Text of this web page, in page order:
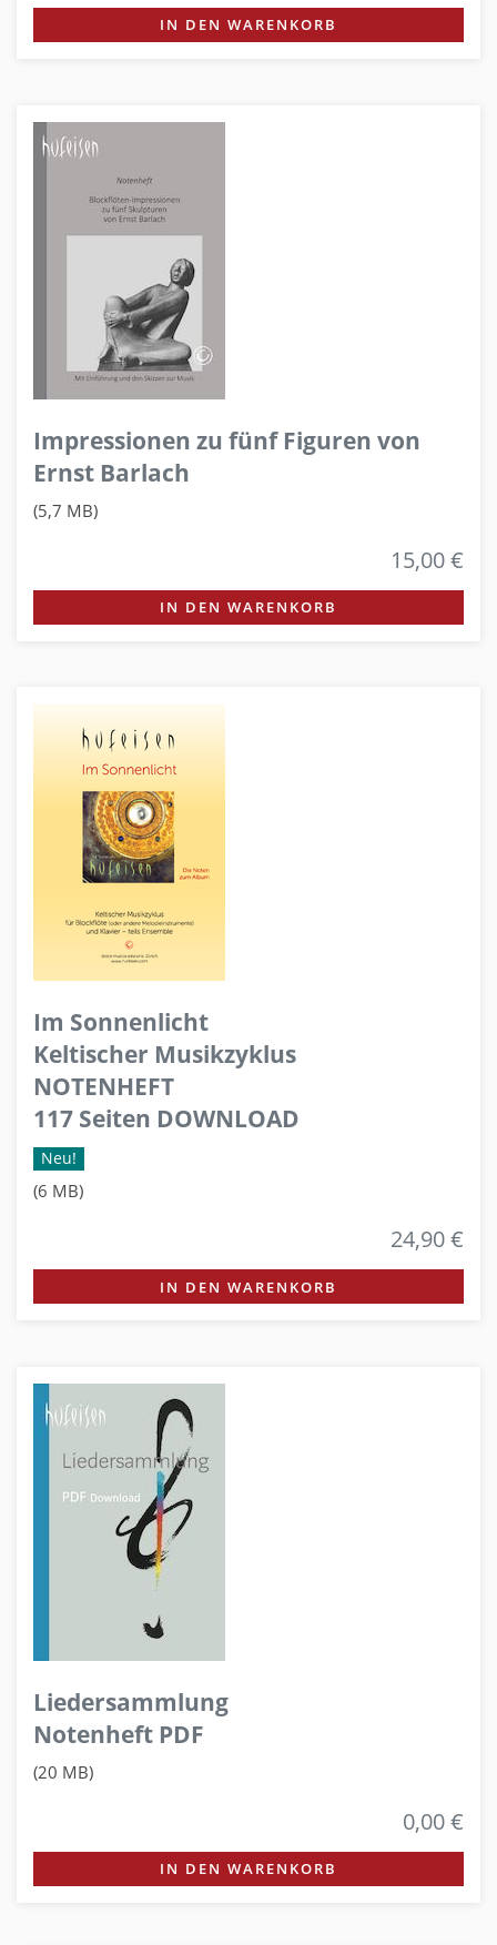
IN DEN WARENKORB
Impressionen zu fünf Figuren von
Ernst Barlach
(5,7 MB)
15,00 €
IN DEN WARENKORB
Im Sonnenlicht
Keltischer Musikzyklus
NOTENHEFT
117 Seiten DOWNLOAD
Neu!
(6 MB)
24,90 €
IN DEN WARENKORB
Liedersammlung
Notenheft PDF
(20 MB)
0,00 €
IN DEN WARENKORB